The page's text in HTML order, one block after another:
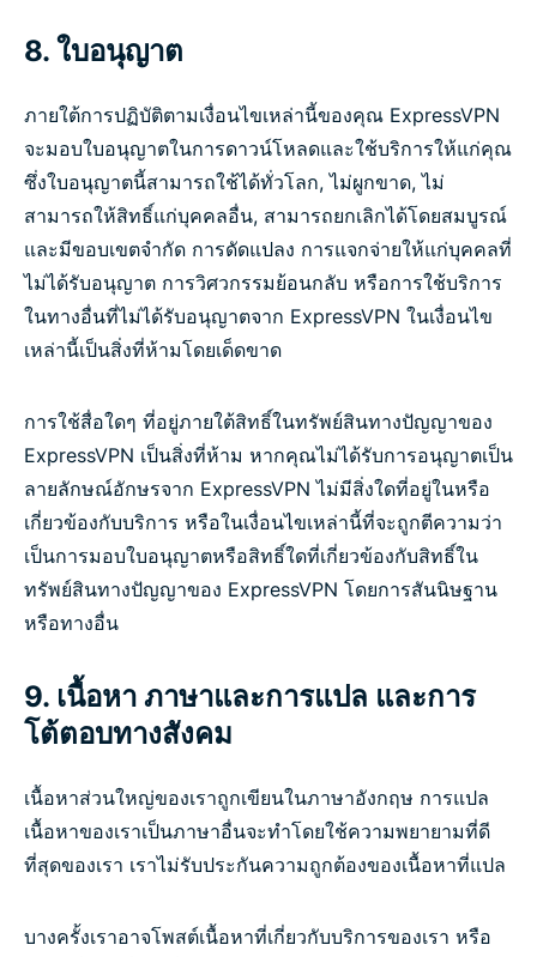
8. ใบอนุญาต
ภายใต้การปฏิบัติตามเงื่อนไขเหล่านี้ของคุณ ExpressVPN
จะมอบใบอนุญาตในการดาวน์โหลดและใช้บริการให้แก่คุณ
ซึ่งใบอนุญาตนี้สามารถใช้ได้ทั่วโลก, ไม่ผูกขาด, ไม่
สามารถให้สิทธิ์แก่บุคคลอื่น, สามารถยกเลิกได้โดยสมบูรณ์
และมีขอบเขตจำกัด การดัดแปลง การแจกจ่ายให้แก่บุคคลที่
ไม่ได้รับอนุญาต การวิศวกรรมย้อนกลับ หรือการใช้บริการ
ในทางอื่นที่ไม่ได้รับอนุญาตจาก ExpressVPN ในเงื่อนไข
เหล่านี้เป็นสิ่งที่ห้ามโดยเด็ดขาด
การใช้สื่อใดๆ ที่อยู่ภายใต้สิทธิ์ในทรัพย์สินทางปัญญาของ
ExpressVPN เป็นสิ่งที่ห้าม หากคุณไม่ได้รับการอนุญาตเป็น
ลายลักษณ์อักษรจาก ExpressVPN ไม่มีสิ่งใดที่อยู่ในหรือ
เกี่ยวข้องกับบริการ หรือในเงื่อนไขเหล่านี้ที่จะถูกตีความว่า
เป็นการมอบใบอนุญาตหรือสิทธิ์ใดที่เกี่ยวข้องกับสิทธิ์ใน
ทรัพย์สินทางปัญญาของ ExpressVPN โดยการสันนิษฐาน
หรือทางอื่น
9. เนื้อหา ภาษาและการแปล และการ
โต้ตอบทางสังคม
เนื้อหาส่วนใหญ่ของเราถูกเขียนในภาษาอังกฤษ การแปล
เนื้อหาของเราเป็นภาษาอื่นจะทำโดยใช้ความพยายามที่ดี
ที่สุดของเรา เราไม่รับประกันความถูกต้องของเนื้อหาที่แปล
บางครั้งเราอาจโพสต์เนื้อหาที่เกี่ยวกับบริการของเรา หรือ